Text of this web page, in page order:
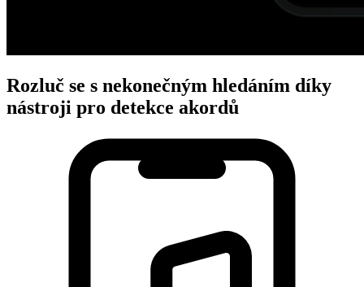
Rozluč se s nekonečným hledáním díky
nástroji pro detekce akordů